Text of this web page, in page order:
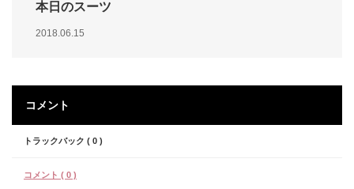
本日のスーツ
2018.06.15
コメント
トラックバック ( 0 )
コメント ( 0 )